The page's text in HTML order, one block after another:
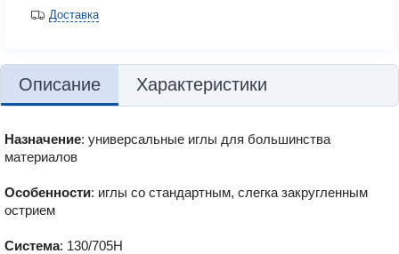
Доставка
Описание Характеристики
Назначение: универсальные иглы для большинства
материалов
Особенности: иглы со стандартным, слегка закругленным
острием
Система: 130/705H